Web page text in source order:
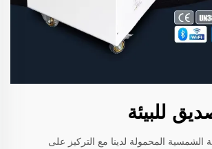
للبيئة
المحمولة لدينا مع التركيز على